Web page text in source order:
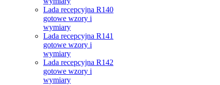
Lada recepcyjna R140
gotowe wzory i
wymiary
Lada recepcyjna R141
gotowe wzory i
wymiary
Lada recepcyjna R142
gotowe wzory i
wymiary